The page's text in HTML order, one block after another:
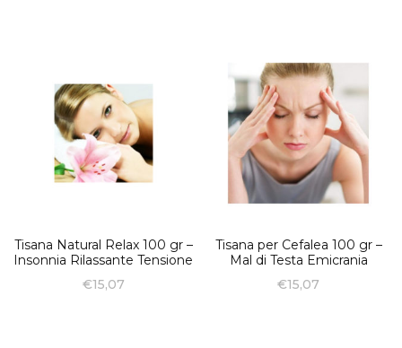
Tisana Natural Relax 100 gr –
Insonnia Rilassante Tensione
€15,07
Tisana per Cefalea 100 gr –
Mal di Testa Emicrania
€15,07